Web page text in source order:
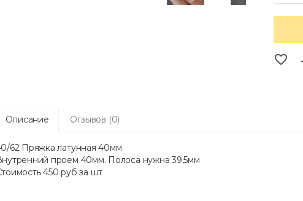
favorite_border
Описание Отзывов (0)
62 Пряжка латунная 40мм
проем 40мм. Полоса нужна 39,5мм
450 руб за шт